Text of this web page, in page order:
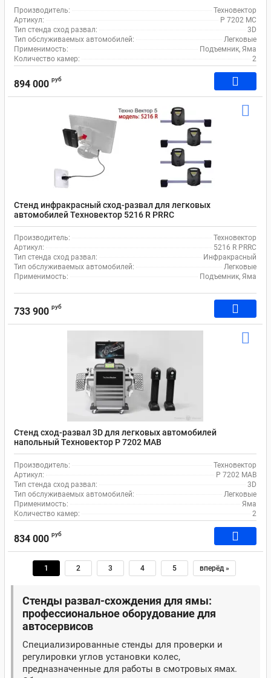
Производитель:
Техновектор
Артикул:
P 7202 MC
Тип стенда сход развал:
3D
Тип обслуживаемых автомобилей:
Легковые
Применимость:
Подъемник, Яма
Количество камер:
2
894 000 руб
Стенд инфракрасный сход-развал для легковых
автомобилей Техновектор 5216 R PRRC
Производитель:
Техновектор
Артикул:
5216 R PRRC
Тип стенда сход развал:
Инфракрасный
Тип обслуживаемых автомобилей:
Легковые
Применимость:
Подъемник, Яма
733 900 руб
Стенд сход-развал 3D для легковых автомобилей
напольный Техновектор P 7202 MAB
Производитель:
Техновектор
Артикул:
P 7202 MAB
Тип стенда сход развал:
3D
Тип обслуживаемых автомобилей:
Легковые
Применимость:
Яма
Количество камер:
2
834 000 руб
1 2 3 4 5 вперёд »
Стенды развал-схождения для ямы:
профессиональное оборудование для
автосервисов
Специализированные стенды для проверки и
регулировки углов установки колес,
предназначенные для работы в смотровых ямах.